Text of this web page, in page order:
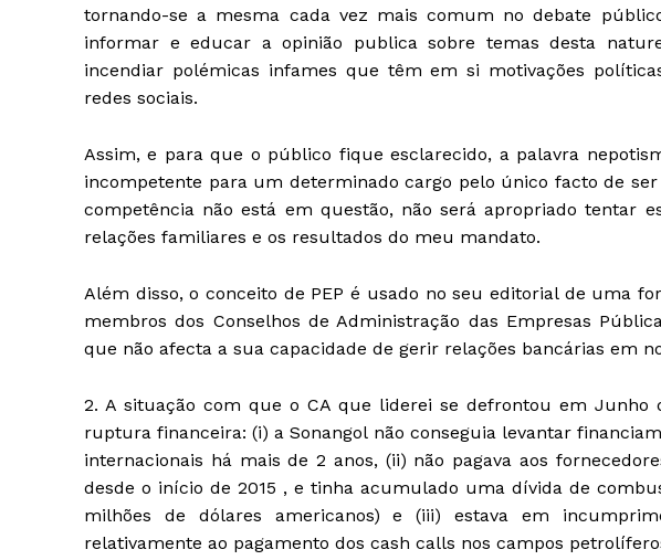
tornando-se a mesma cada vez mais comum no debate
informar e educar a opinião publica sobre temas desta
incendiar polémicas infames que têm em si motivações
redes sociais.
Assim, e para que o público fique esclarecido, a palavra
incompetente para um determinado cargo pelo único facto de
competência não está em questão, não será apropriado tentar
relações familiares e os resultados do meu mandato.
Além disso, o conceito de PEP é usado no seu editorial de uma
membros dos Conselhos de Administração das Empresas
que não afecta a sua capacidade de gerir relações bancárias em
2. A situação com que o CA que liderei se defrontou em Junho
ruptura financeira: (i) a Sonangol não conseguia levantar
internacionais há mais de 2 anos, (ii) não pagava aos
desde o início de 2015 , e tinha acumulado uma dívida de
milhões de dólares americanos) e (iii) estava em
relativamente ao pagamento dos cash calls nos campos